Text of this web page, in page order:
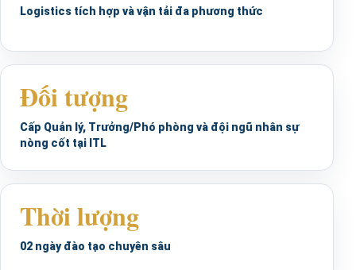
Logistics tích hợp và vận tải đa phương thức
Đối tượng
Cấp Quản lý, Trưởng/Phó phòng và đội ngũ nhân sự
nòng cốt tại ITL
Thời lượng
02 ngày đào tạo chuyên sâu